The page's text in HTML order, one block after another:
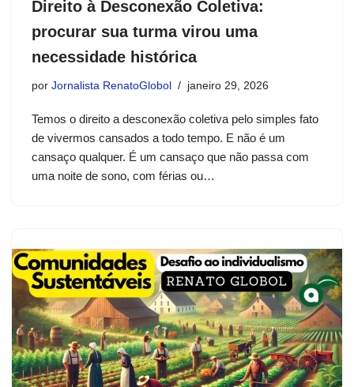
Direito à Desconexão Coletiva:
procurar sua turma virou uma
necessidade histórica
por Jornalista RenatoGlobol janeiro 29, 2026
Temos o direito a desconexão coletiva pelo simples fato
de vivermos cansados a todo tempo. E não é um
cansaço qualquer. É um cansaço que não passa com
uma noite de sono, com férias ou…